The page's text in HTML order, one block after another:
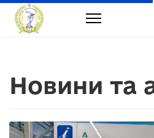
Новини та